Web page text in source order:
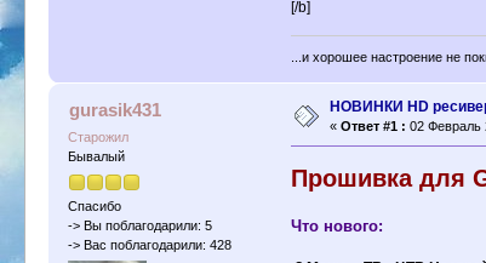
[/b]
...и хорошее настроение не
gurasik431
Старожил
Бывалый
Спасибо
-> Вы поблагодарили: 5
-> Вас поблагодарили: 428
НОВИНКИ HD
«Ответ #1 : 02 Февраль
Прошивка для
Что нового: